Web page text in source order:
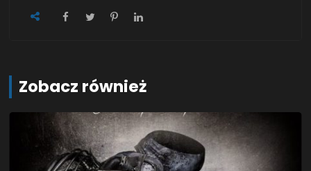
Zobacz również